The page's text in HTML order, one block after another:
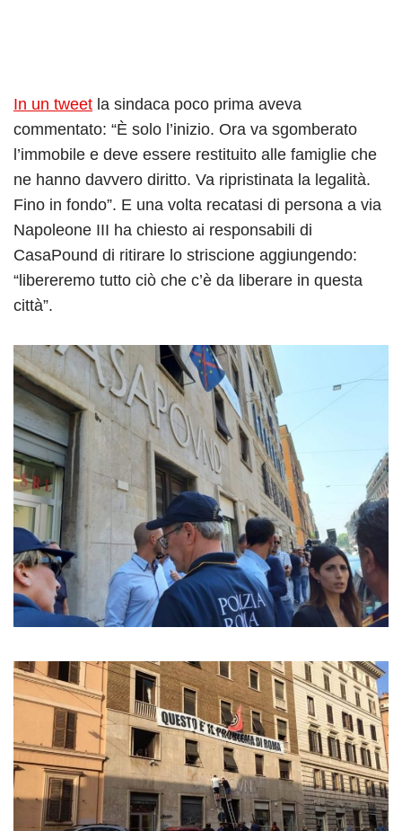
In un tweet la sindaca poco prima aveva
commentato: “È solo l’inizio. Ora va sgomberato
l’immobile e deve essere restituito alle famiglie che
ne hanno davvero diritto. Va ripristinata la legalità.
Fino in fondo”. E una volta recatasi di persona a via
Napoleone III ha chiesto ai responsabili di
CasaPound di ritirare lo striscione aggiungendo:
“libereremo tutto ciò che c’è da liberare in questa
città”.